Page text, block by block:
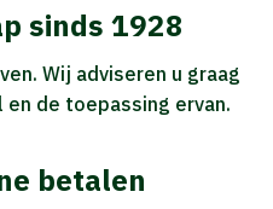
sinds 1928
Wij adviseren u graag
de toepassing ervan.
betalen